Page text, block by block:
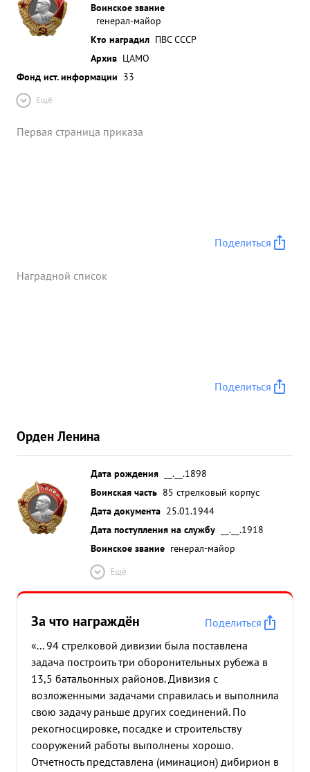
Воинское звание
генерал-майор
Кто наградил ПВС СССР
Архив ЦАМО
Фонд ист. информации 33
Ещё
Первая страница приказа
Поделиться
Наградной список
Поделиться
Орден Ленина
Дата рождения
__.__.1898
Воинская часть 85 стрелковый корпус
Дата документа 25.01.1944
Дата поступления на службу
__.__.1918
Воинское звание генерал-майор
Ещё
За что награждён
Поделиться
«... 94 стрелковой дивизии была поставлена
задача построить три оборонительных рубежа в
13,5 батальонных районов. Дивизия с
возложенными задачами справилась и выполнила
свою задачу раньше других соединений. По
рекогносцировке, посадке и строительству
сооружений работы выполнены хорошо.
Отчетность представлена (иминацион) дибирион в